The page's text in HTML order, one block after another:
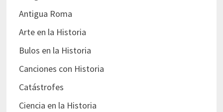
Antigua Roma
Arte en la Historia
Bulos en la Historia
Canciones con Historia
Catástrofes
Ciencia en la Historia